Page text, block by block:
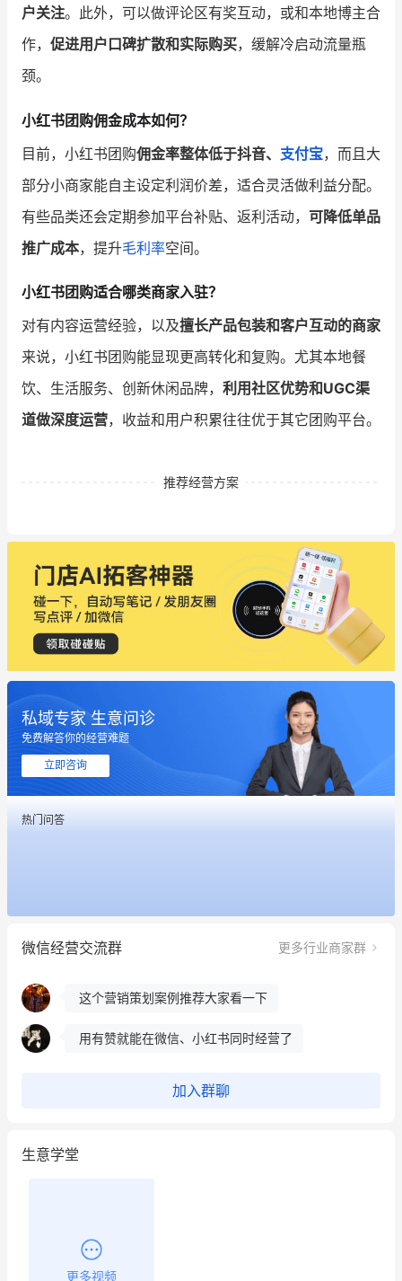
户关注。此外，可以做评论区有奖互动，或和本地博主合
作， 促进用户口碑扩散和实际购买，缓解冷启动流量瓶
颈。
小红书团购佣金成本如何？
目前，小红书团购佣金率整体低于抖音、 支付宝，而且大
部分小商家能自主设定利润价差，适合灵活做利益分配。
有些品类还会定期参加平台补贴、返利活动， 可降低单品
推广成本，提升毛利率空间。
小红书团购适合哪类商家入驻？
对有内容运营经验，以及擅长产品包装和客户互动的商家
来说，小红书团购能显现更高转化和复购。尤其本地餐
饮、生活服务、创新休闲品牌， 利用社区优势和UGC渠
道做深度运营，收益和用户积累往往优于其它团购平台。
推荐经营方案
私域专家 生意问诊
免费解答你的经营难题
立即咨询
热门问答
微信经营交流群 更多行业商家群
这个营销策划案例推荐大家看一下
昨晚的直播课程太好啦❤️
冰墩墩货源充足需要的联系我
这个营销策划案例推荐大家看一下
用有赞就能在微信、小红书同时经营了
加入群聊
生意学堂
更多视频